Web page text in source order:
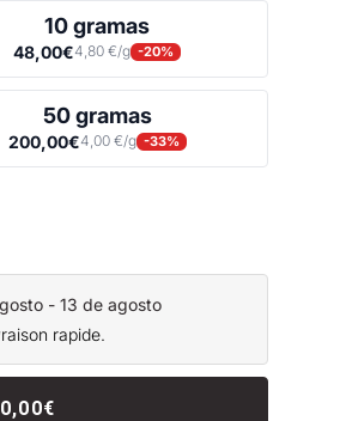
10 gramas
48,00€4,80 €/g -20%
50 gramas
200,00€4,00 €/g -33%
- 13 de agosto
rapide.